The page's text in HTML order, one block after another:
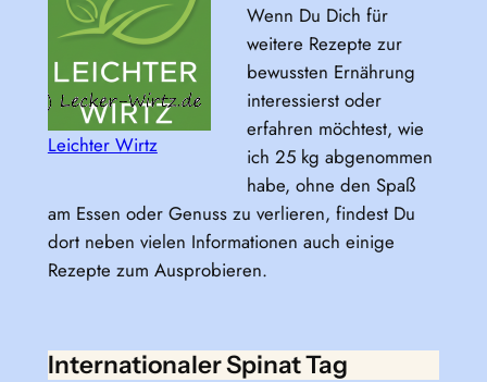
Leichter Wirtz
Wenn Du Dich für
weitere Rezepte zur
bewussten Ernährung
interessierst oder
erfahren möchtest, wie
ich 25 kg abgenommen
habe, ohne den Spaß
am Essen oder Genuss zu verlieren, findest Du
dort neben vielen Informationen auch einige
Rezepte zum Ausprobieren.
Internationaler Spinat Tag